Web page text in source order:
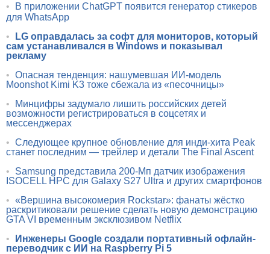
•
В приложении ChatGPT появится генератор стикеров
для WhatsApp
•
LG оправдалась за софт для мониторов, который
сам устанавливался в Windows и показывал
рекламу
• Опасная тенденция: нашумевшая ИИ-модель
Moonshot Kimi K3 тоже сбежала из «песочницы»
•
Минцифры задумало лишить российских детей
возможности регистрироваться в соцсетях и
мессенджерах
• Следующее крупное обновление для инди-хита Peak
станет последним — трейлер и детали The Final Ascent
•
Samsung представила 200-Мп датчик изображения
ISOCELL HPC для Galaxy S27 Ultra и других смартфонов
• «Вершина высокомерия Rockstar»: фанаты жёстко
раскритиковали решение сделать новую демонстрацию
GTA VI временным эксклюзивом Netflix
•
Инженеры Google создали портативный офлайн-
переводчик с ИИ на Raspberry Pi 5